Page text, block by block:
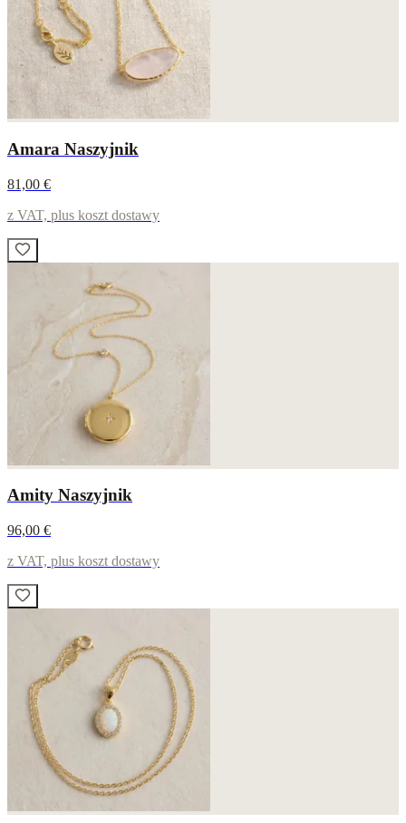
Amara Naszyjnik
81,00 €
z VAT, plus koszt dostawy
Amity Naszyjnik
96,00 €
z VAT, plus koszt dostawy